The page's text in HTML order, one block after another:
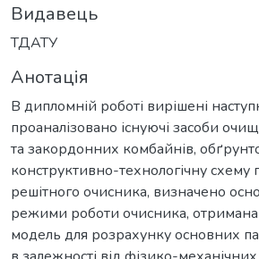
Видавець
ТДАТУ
Анотація
В дипломній роботі вирішені
проаналізовано існуючі засоби
та закордонних комбайнів,
конструктивно-технологічну схему
решітного очисника, визначено
режими роботи очисника,
модель для розрахунку основних